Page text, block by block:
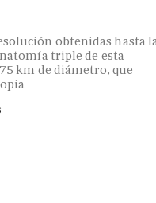
obtenidas hasta
triple de esta
km de diámetro, que